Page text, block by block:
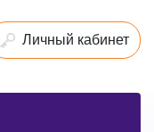
Личный кабинет